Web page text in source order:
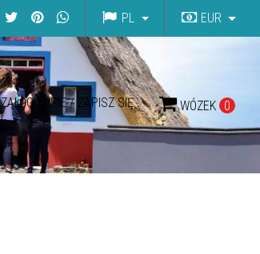
PL EUR
WÓZEK 0
ZALOGUJ SIE / ZAPISZ SIĘ